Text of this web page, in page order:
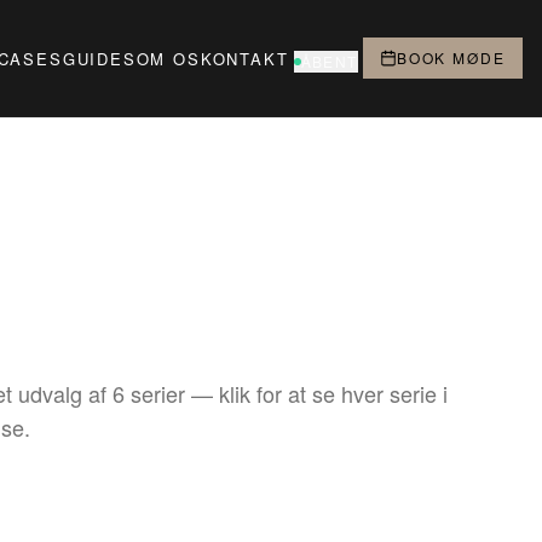
GUIDESOM OS KONTAKT ÅBENT BOOK MØDE
udvalg af 6 serier — klik for at se hver serie i